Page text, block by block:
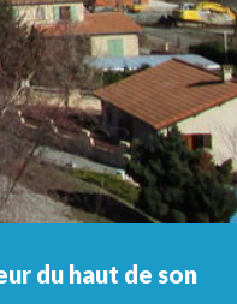
du haut de son